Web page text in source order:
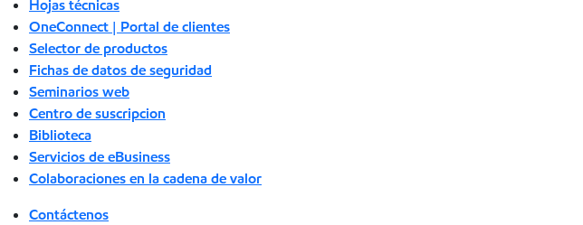
Hojas técnicas
OneConnect | Portal de clientes
Selector de productos
Fichas de datos de seguridad
Seminarios web
Centro de suscripcion
Biblioteca
Servicios de eBusiness
Colaboraciones en la cadena de valor
Contáctenos